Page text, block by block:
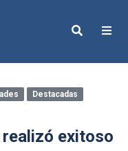
Search
Destacadas
realizó exitoso